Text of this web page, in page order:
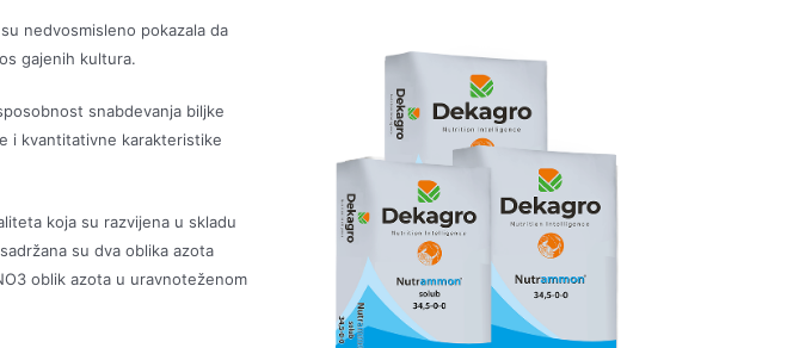
nedvosmisleno pokazala da
gajenih kultura.
snabdevanja biljke
i kvantitativne karakteristike
koja su razvijena u skladu
su dva oblika azota
oblik azota u uravnoteženom